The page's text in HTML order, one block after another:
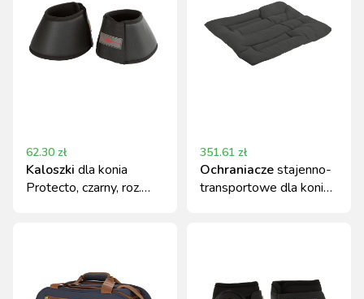
62.30 zł
Kaloszki dla konia
Protecto, czarny, roz.
351.61 zł
Ochraniaczestajenno-
transportowe dla konia